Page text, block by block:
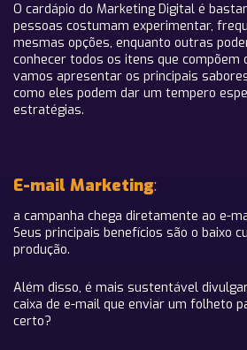
O cardápio do Marketing Digital é
pessoas costumam experimentar,
mesmas opções, enquanto outras
conhecer todos os itens que compõem
vamos apresentar os principais
como eles podem dar um tempero
estratégias.
E-mail Marketing:
a campanha chega diretamente ao e-
Seus principais benefícios são o baixo
produção.
Além disso, é mais sustentável
caixa de e-mail que enviar um folheto
certo?